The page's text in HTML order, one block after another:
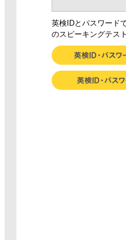
英検IDとパスワード
のスピーキングテス